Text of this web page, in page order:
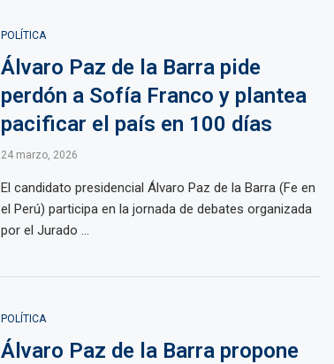
POLÍTICA
Álvaro Paz de la Barra pide
perdón a Sofía Franco y plantea
pacificar el país en 100 días
24 marzo, 2026
El candidato presidencial Álvaro Paz de la Barra (Fe en
el Perú) participa en la jornada de debates organizada
por el Jurado ...
POLÍTICA
Álvaro Paz de la Barra propone